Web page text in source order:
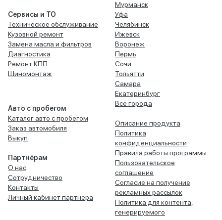
Сервисы и ТО
Техническое обслуживание
Кузовной ремонт
Замена масла и фильтров
Диагностика
Ремонт КПП
Шиномонтаж
Авто с пробегом
Каталог авто с пробегом
Заказ автомобиля
Выкуп
Партнёрам
О нас
Сотрудничество
Контакты
Личный кабинет партнера
Мурманск
Уфа
Челябинск
Ижевск
Воронеж
Пермь
Сочи
Тольятти
Самара
Екатеринбург
Все города
Описание продукта
Политика
конфиденциальности
Правила работы программы
Пользовательское
соглашение
Согласие на получение
рекламных рассылок
Политика для контента,
генерируемого